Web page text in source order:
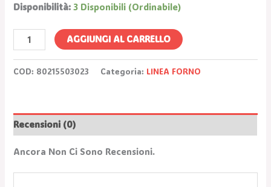
Disponibilità: 3 Disponibili (ordinabile)
AGGIUNGI AL CARRELLO
COD: 80215503023 Categoria: LINEA FORNO
Recensioni (0)
Ancora Non Ci Sono Recensioni.